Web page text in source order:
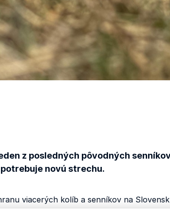
z posledných pôvodných
novú strechu.
viacerých kolíb a senníkov na
pomáha priblížiť sa k cieľu.